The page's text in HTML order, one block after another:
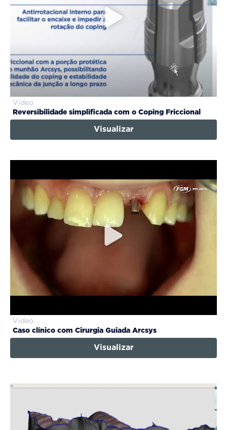
Video
Reversibilidade simplificada com o Coping Friccional
Visualizar
Video
Caso clínico com Cirurgia Guiada Arcsys
Visualizar